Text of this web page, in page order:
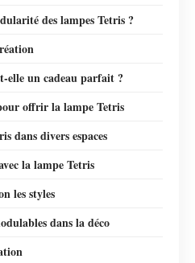
des lampes Tetris ?
elle un cadeau parfait ?
offrir la lampe Tetris
dans divers espaces
la lampe Tetris
les styles
dans la déco